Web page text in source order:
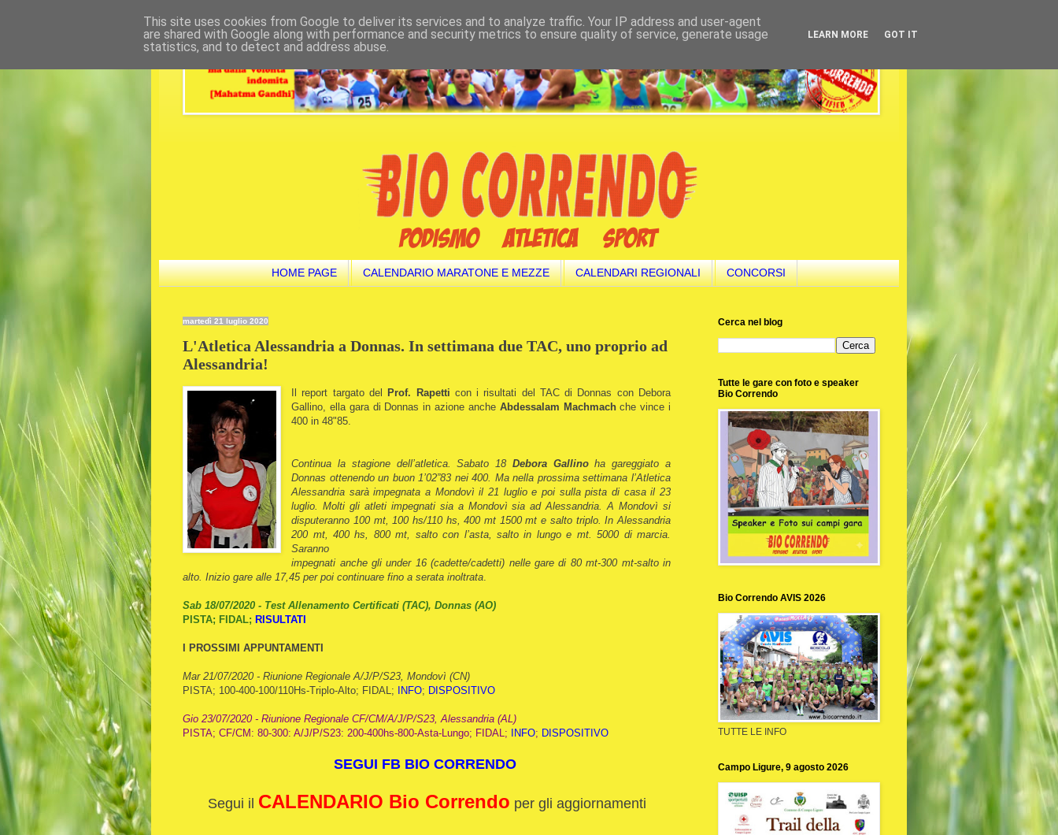
HOME PAGE CALENDARIO MARATONE E MEZZE CALENDARI REGIONALI CONCORSI
martedì 21 luglio 2020
L'Atletica Alessandria a Donnas. In settimana due TAC, uno proprio ad
Alessandria!
Il report targato del Prof. Rapetti con i risultati del TAC di Donnas con Debora
Gallino, ella gara di Donnas in azione anche Abdessalam Machmachche vince i
400 in 48"85.
Continua la stagione dell’atletica. Sabato 18 Debora Gallinoha gareggiato a
Donnas ottenendo un buon 1’02”83 nei 400. Ma nella prossima settimana l’Atletica
Alessandria sarà impegnata a Mondovì il 21 luglio e poi sulla pista di casa il 23
luglio. Molti gli atleti impegnati sia a Mondovì sia ad Alessandria. A Mondovì si
disputeranno 100 mt, 100 hs/110 hs, 400 mt 1500 mt e salto triplo. In Alessandria
200 mt, 400 hs, 800 mt, salto con l’asta, salto in lungo e mt. 5000 di marcia.
Saranno
impegnati anche gli under 16 (cadette/cadetti) nelle gare di 80 mt-300 mt-salto in
alto. Inizio gare alle 17,45 per poi continuare fino a serata inoltrata
Sab 18/07/2020 - Test Allenamento Certificati (TAC), Donnas (AO)
PISTA; FIDAL; RISULTATI
I PROSSIMI APPUNTAMENTI
Mar 21/07/2020 - Riunione Regionale A/J/P/S23, Mondovì (CN)
PISTA; 100-400-100/110Hs-Triplo-Alto; FIDAL;
INFO; DISPOSITIVO
Gio 23/07/2020 - Riunione Regionale CF/CM/A/J/P/S23, Alessandria (AL)
PISTA; CF/CM: 80-300: A/J/P/S23: 200-400hs-800-Asta-Lungo; FIDAL;
INFO; DISPOSITIVO
SEGUI FB BIO CORRENDO
Segui il CALENDARIO Bio Correndo per gli aggiornamenti
Cerca nel blog
Tutte le gare con foto e speaker
Bio Correndo
Bio Correndo AVIS 2026
TUTTE LE INFO
Campo Ligure, 9 agosto 2026
This site uses cookies from Google to deliver its services and to analyze traffic. Your IP address and user-agent
are shared with Google along with performance and security metrics to ensure quality of service, generate usage
statistics, and to detect and address abuse.
LEARN MORE GOT IT